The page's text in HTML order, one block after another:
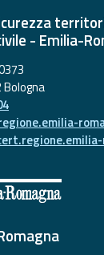
- Emilia-
Bologna